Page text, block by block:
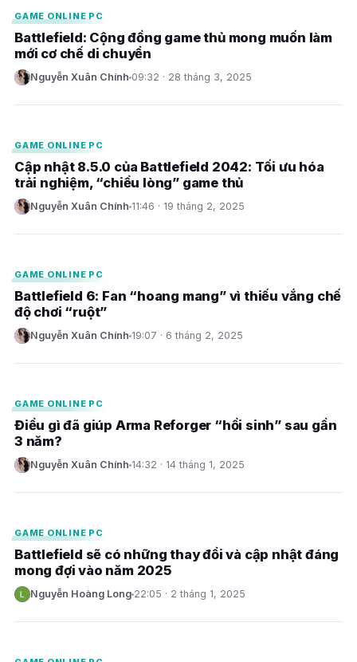
GAME ONLINE PC
Battlefield: Cộng đồng game thủ mong muốn làm
mới cơ chế di chuyển
N Nguyễn Xuân Chính 09:32 · 28 tháng 3, 2025
GAME ONLINE PC
Cập nhật 8.5.0 của Battlefield 2042: Tối ưu hóa
trải nghiệm, “chiều lòng” game thủ
N Nguyễn Xuân Chính 11:46 · 19 tháng 2, 2025
GAME ONLINE PC
Battlefield 6: Fan “hoang mang” vì thiếu vắng chế
độ chơi “ruột”
N Nguyễn Xuân Chính 19:07 · 6 tháng 2, 2025
GAME ONLINE PC
Điều gì đã giúp Arma Reforger “hồi sinh” sau gần
3 năm?
N Nguyễn Xuân Chính 14:32 · 14 tháng 1, 2025
GAME ONLINE PC
Battlefield sẽ có những thay đổi và cập nhật đáng
mong đợi vào năm 2025
N Nguyễn Hoàng Long 22:05 · 2 tháng 1, 2025